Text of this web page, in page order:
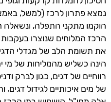
נמצא פתרון לרכז (למשל,
הוקמו מתקני התפלה,
הרכז המלוחים שנוצרו
את תשומת הלב של מגדלי
הינה כשליש מהמליחות של מי
רווחיים של דגים, כגון לברק
של מים איכותיים לגידול